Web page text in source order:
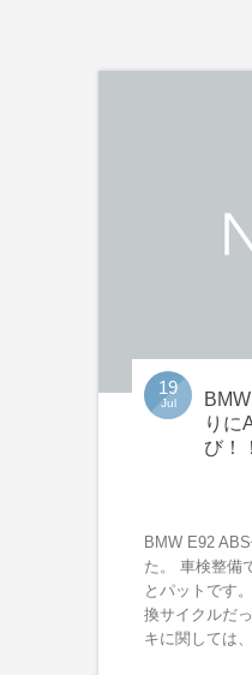
19
Jul
りに
び！！
BMW E92
た。 車検整備
とパットです
換サイクルだ
キに関しては